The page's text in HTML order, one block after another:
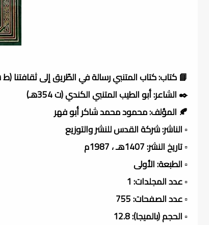
📘 كتاب: كتاب المتنبي رسالة في الطّريق إلى ثقافتنا
✒️ الشاعر: أبو الطيب المتنبي الكندي (ت 354هـ)
🍂 المؤلف: محمود محمد شاكر أبو فهر
▫️ الناشر: شركة القدس للنشر والتوزيع
▫️ تاريخ النشر: 1407هـ ، 1987م
▫️ الطبعة: الأولى
▫️ عدد المجلدات: 1
▫️ عدد الصفحات: 755
▫️ الحجم (بالميجا): 12.8